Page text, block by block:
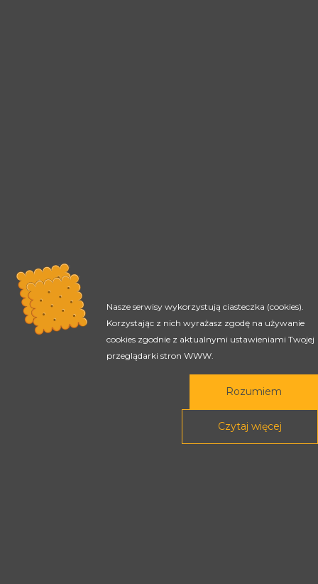
Nasze serwisy wykorzystują ciasteczka (cookies).
Korzystając z nich wyrażasz zgodę na używanie
cookies zgodnie z aktualnymi ustawieniami Twojej
przeglądarki stron WWW.
Rozumiem
Czytaj więcej